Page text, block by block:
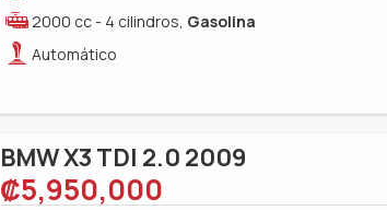
2000 cc - 4 cilindros, Gasolina
Automático
BMW X3 TDI 2.0 2009
‎₡5,950,000